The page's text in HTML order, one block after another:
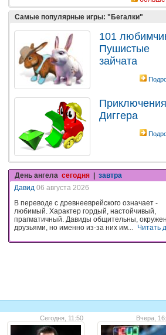
Самые популярные игры: "Бегалки"
101
Пушистые
зайчата
Приключения
Диггера
День ангела сегодня
завтра
Давид 06 августа 2026
В переводе с древнееврейского означает -
любимый. Характер гордый, настойчивый,
прагматичный. Давиды общительны,
друзьями, но именно из-за них им... Читать
Сегодня, 11:50 Вчера,